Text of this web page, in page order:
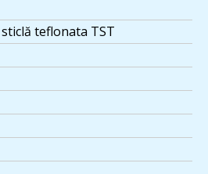
teflonata TST